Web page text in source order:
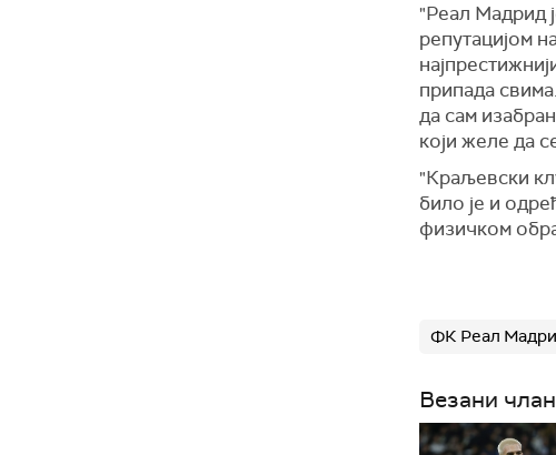
"Реал Мадрид
репутацијом
припада
да сам
који желе да
"Краљевски
било је и
физичком
ФК Реал
Везани